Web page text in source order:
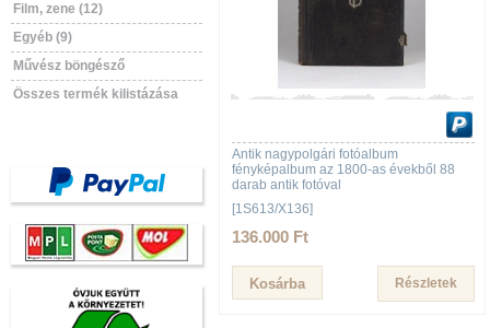
Film, zene (12)
Egyéb (9)
Művész böngésző
Összes termék kilistázása
Antik nagypolgári fotóalbum
fényképalbum az 1800-as évekből 88
darab antik fotóval
[1S613/X136]
136.000 Ft
Részletek